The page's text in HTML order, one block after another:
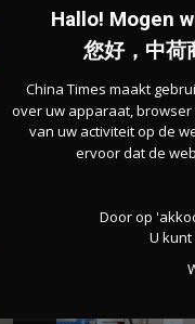
荷兰超40%
没有类别 19-12-2024
Hallo! Mogen
您好，中荷
China Times maakt
over uw apparaat,
van uw activiteit op de
ervoor dat de
Door op
U